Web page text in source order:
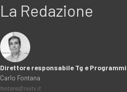
La Redazione
Direttore responsabile Tg e Programmi
Carlo Fontana
fontana@noitv.it